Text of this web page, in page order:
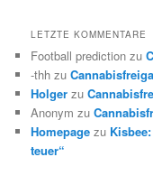
LETZTE KOMMENTARE
Football prediction zu
-thh zu
Holger zu
Anonym zu
Homepage zu
teuer“